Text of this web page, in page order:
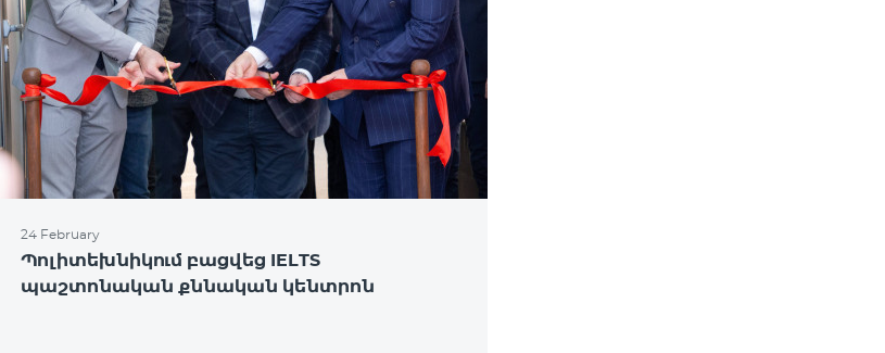
24 February
Պոլիտեխնիկում բացվեց IELTS
պաշտոնական քննական կենտրոն